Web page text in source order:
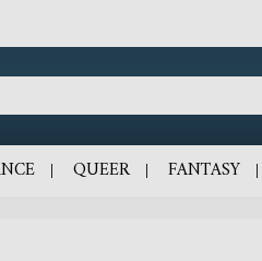
QUEER FANTASY